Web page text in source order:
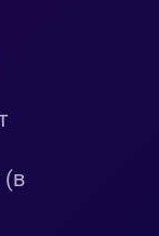
(в